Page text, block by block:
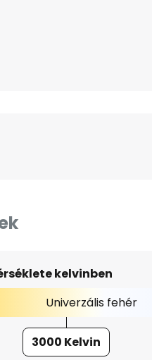
kelvinben
Univerzális fehér
3000 Kelvin